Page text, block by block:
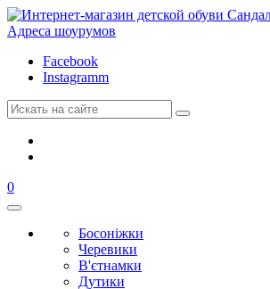
Адреса шоурумов
Facebook
Instagramm
0
Босоніжки
Черевики
В'єтнамки
Дутики